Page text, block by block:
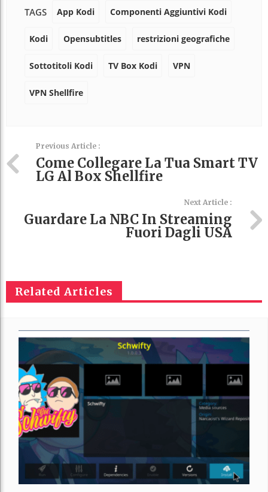
TAGS App Kodi Componenti Aggiuntivi Kodi
Kodi Opensubtitles restrizioni geografiche
Sottotitoli Kodi TV Box Kodi VPN
VPN Shellfire
Previous Article :
Come Collegare La Tua Smart TV
LG Al Box Shellfire
Next Article :
Guardare La NBC In Streaming
Fuori Dagli USA
Related Articles